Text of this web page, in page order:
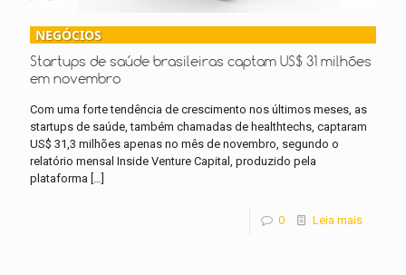
NEGÓCIOS
Startups de saúde brasileiras captam US$ 31 milhões
em novembro
Com uma forte tendência de crescimento nos últimos meses, as
startups de saúde, também chamadas de healthtechs, captaram
US$ 31,3 milhões apenas no mês de novembro, segundo o
relatório mensal Inside Venture Capital, produzido pela
plataforma […]
0 Leia mais